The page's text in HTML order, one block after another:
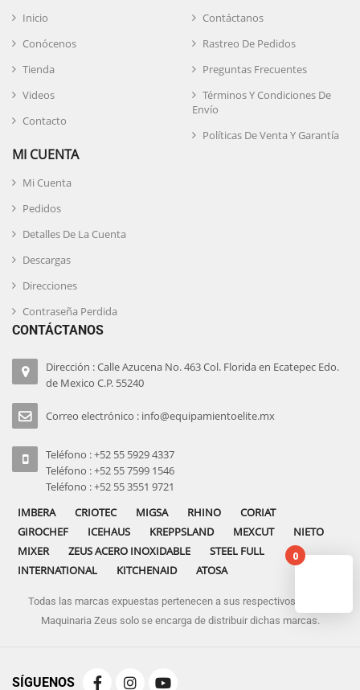
Inicio
Conócenos
Tienda
Videos
Contacto
Contáctanos
Rastreo De Pedidos
Preguntas Frecuentes
Términos Y Condiciones De
Envío
Políticas De Venta Y Garantía
MI CUENTA
Mi Cuenta
Pedidos
Detalles De La Cuenta
Descargas
Direcciones
Contraseña Perdida
CONTÁCTANOS
Dirección : Calle Azucena No. 463 Col. Florida en Ecatepec Edo.
de Mexico C.P. 55240
Correo electrónico : info@equipamientoelite.mx
Teléfono : +52 55 5929 4337
Teléfono : +52 55 7599 1546
Teléfono : +52 55 3551 9721
IMBERA
CRIOTEC MIGSA RHINO
CORIAT
GIROCHEF
ICEHAUS KREPPSLAND MEXCUT
NIETO
MIXER
ZEUS ACERO INOXIDABLE
STEEL FULL
INTERNATIONAL
KITCHENAID ATOSA
Todas las marcas expuestas pertenecen a sus respectivos dueños
Maquinaria Zeus solo se encarga de distribuir dichas marcas.
SÍGUENOS
0